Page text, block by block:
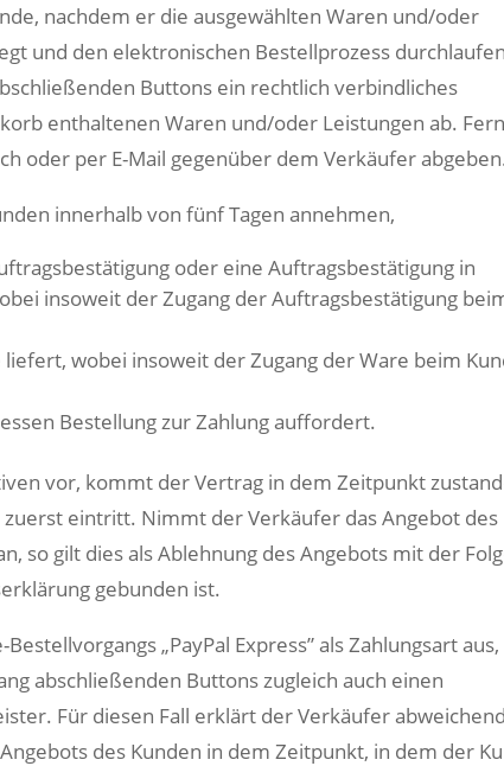
nachdem er die ausgewählten Waren und/oder
und den elektronischen Bestellprozess
Buttons ein rechtlich verbindliches
enthaltenen Waren und/oder Leistungen ab.
oder per E-Mail gegenüber dem Verkäufer
innerhalb von fünf Tagen annehmen,
oder eine Auftragsbestätigung in
insoweit der Zugang der Auftragsbestätigung
wobei insoweit der Zugang der Ware beim
Bestellung zur Zahlung auffordert.
vor, kommt der Vertrag in dem Zeitpunkt
eintritt. Nimmt der Verkäufer das Angebot des
so gilt dies als Ablehnung des Angebots mit der
gebunden ist.
„PayPal Express” als Zahlungsart aus,
abschließenden Buttons zugleich auch einen
Für diesen Fall erklärt der Verkäufer
des Kunden in dem Zeitpunkt, in dem der